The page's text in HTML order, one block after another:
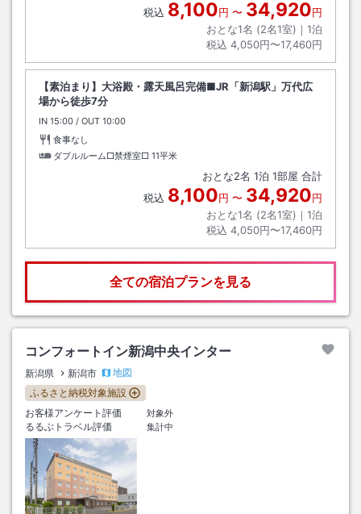
税込 8,100円 〜 34,920円
おとな1名 (2名1室)｜ 1泊
税込 4,050円〜17,460円
【素泊まり】大浴殿・露天風呂完備■JR「新潟駅」万代広
場から徒歩7分
IN チェックイン
15:00 / OUT チェックアウト
10:00
食事なし
ダブルルーム□禁煙室□ 11平米
おとな2名 1泊 1部屋 合計
税込 8,100円 〜 34,920円
おとな1名 (2名1室)｜ 1泊
税込 4,050円〜17,460円
全ての宿泊プランを見る
コンフォートイン新潟中央インター
新潟県 新潟市
地図
ふるさと納税対象施設
お客様アンケート評価
対象外
るるぶトラベル評価 集計中